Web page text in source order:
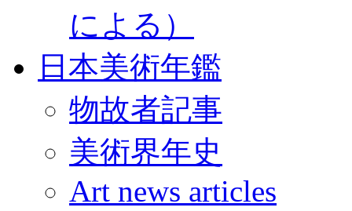
による）
日本美術年鑑
物故者記事
美術界年史
Art news articles